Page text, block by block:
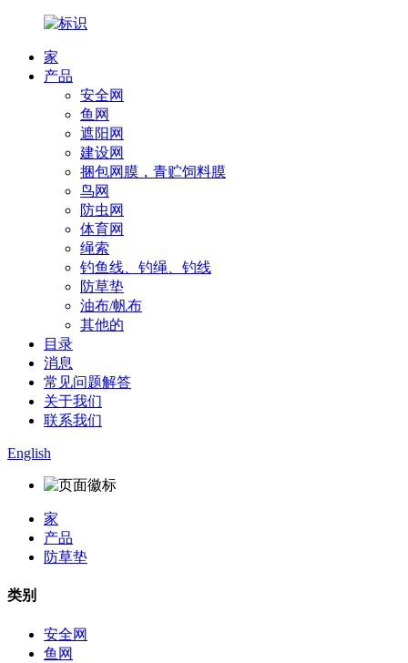
家
产品
安全网
鱼网
遮阳网
建设网
捆包网膜，青贮饲料膜
鸟网
防虫网
体育网
绳索
钓鱼线、钓绳、钓线
防草垫
油布/帆布
其他的
目录
消息
常见问题解答
关于我们
联系我们
English
家
产品
防草垫
类别
安全网
鱼网